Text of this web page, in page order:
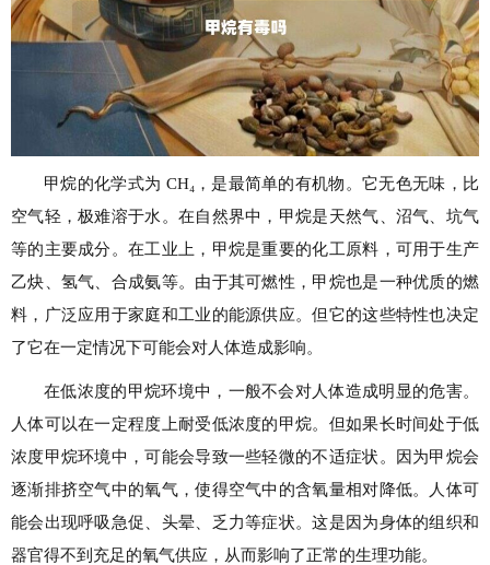
甲烷的化学式为 CH₄，是最简单的有机物。它无色无味，比
空气轻，极难溶于水。在自然界中，甲烷是天然气、沼气、坑气
等的主要成分。在工业上，甲烷是重要的化工原料，可用于生产
乙炔、氢气、合成氨等。由于其可燃性，甲烷也是一种优质的燃
料，广泛应用于家庭和工业的能源供应。但它的这些特性也决定
了它在一定情况下可能会对人体造成影响。
在低浓度的甲烷环境中，一般不会对人体造成明显的危害。
人体可以在一定程度上耐受低浓度的甲烷。但如果长时间处于低
浓度甲烷环境中，可能会导致一些轻微的不适症状。因为甲烷会
逐渐排挤空气中的氧气，使得空气中的含氧量相对降低。人体可
能会出现呼吸急促、头晕、乏力等症状。这是因为身体的组织和
器官得不到充足的氧气供应，从而影响了正常的生理功能。